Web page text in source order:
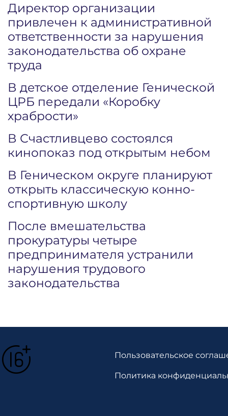
Директор организации
привлечен к административной
ответственности за нарушения
законодательства об охране
труда
В детское отделение Генической
ЦРБ передали «Коробку
храбрости»
В Счастливцево состоялся
кинопоказ под открытым небом
В Геническом округе планируют
открыть классическую конно-
спортивную школу
После вмешательства
прокуратуры четыре
предпринимателя устранили
нарушения трудового
законодательства
Пользовательское
Политика